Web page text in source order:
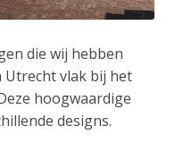
die wij hebben
Utrecht vlak bij het
hoogwaardige
designs.